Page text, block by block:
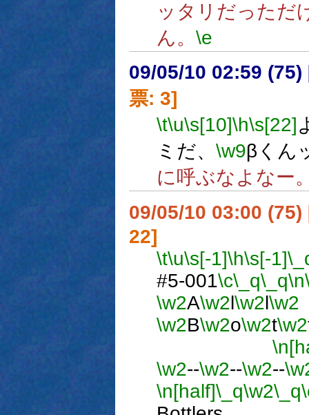
ッタリだっただ
ん。 \e
09/05/10 02:59 (75)
票: 3]
\t\u\s[10]\h\s[22]
ミだ、 \w9βくん
に呼ぶなよなー
09/05/10 03:00 (75)
22]
\t\u\s[-1]\h\s[-1]
#5-001\c\_q\_q\n
\w2A\w2l\w2l\w2
\w2B\w2o\w2t\w2
\w2--\w2--\w2--
\n[half]\_q\w2\_q